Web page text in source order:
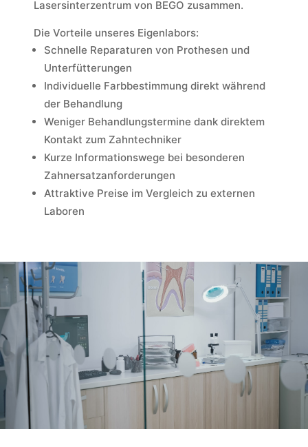
Lasersinterzentrum von BEGO zusammen.
Die Vorteile unseres Eigenlabors:
Schnelle Reparaturen von Prothesen und
Unterfütterungen
Individuelle Farbbestimmung direkt während
der Behandlung
Weniger Behandlungstermine dank direktem
Kontakt zum Zahntechniker
Kurze Informationswege bei besonderen
Zahnersatzanforderungen
Attraktive Preise im Vergleich zu externen
Laboren